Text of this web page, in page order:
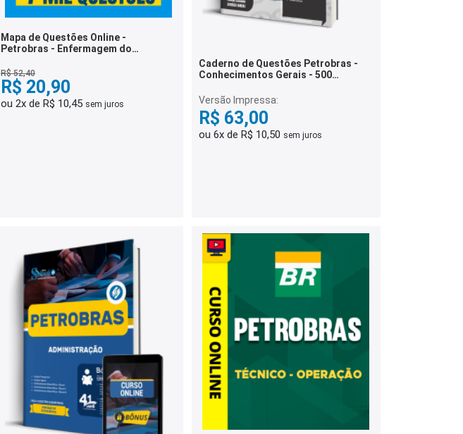
Mapa de Questões Online -
Petrobras - Enfermagem do
R$ 52,40
R$ 20,90
ou 2x de R$ 10,45 sem juros
Caderno de Questões Petrobras -
Conhecimentos Gerais - 500
Versão Impressa:
R$ 63,00
ou 6x de R$ 10,50 sem juros